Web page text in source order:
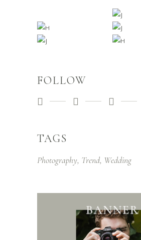
FOLLOW
TAGS
Photography Trend Wedding